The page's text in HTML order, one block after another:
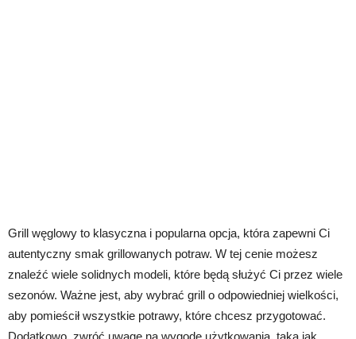
Grill węglowy to klasyczna i popularna opcja, która zapewni Ci
autentyczny smak grillowanych potraw. W tej cenie możesz
znaleźć wiele solidnych modeli, które będą służyć Ci przez wiele
sezonów. Ważne jest, aby wybrać grill o odpowiedniej wielkości,
aby pomieścił wszystkie potrawy, które chcesz przygotować.
Dodatkowo, zwróć uwagę na wygodę użytkowania, taką jak